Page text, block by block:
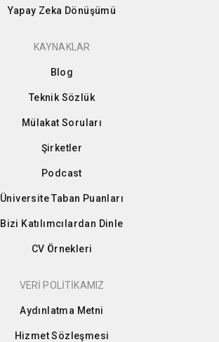
Yapay Zeka Dönüşümü
KAYNAKLAR
Blog
Teknik Sözlük
Mülakat Soruları
Şirketler
Podcast
Üniversite Taban Puanları
Bizi Katılımcılardan Dinle
CV Örnekleri
VERİ POLİTİKAMIZ
Aydınlatma Metni
Hizmet Sözleşmesi